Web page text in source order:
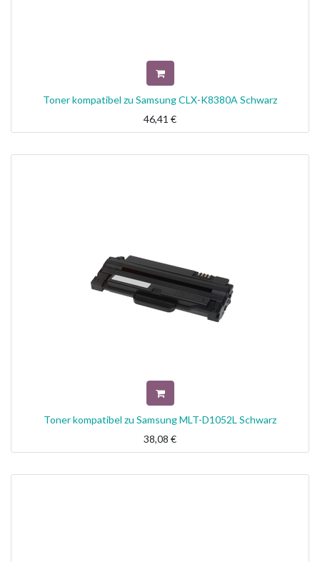
Toner kompatibel zu Samsung CLX-K8380A Schwarz
46,41 €
Toner kompatibel zu Samsung MLT-D1052L Schwarz
38,08 €